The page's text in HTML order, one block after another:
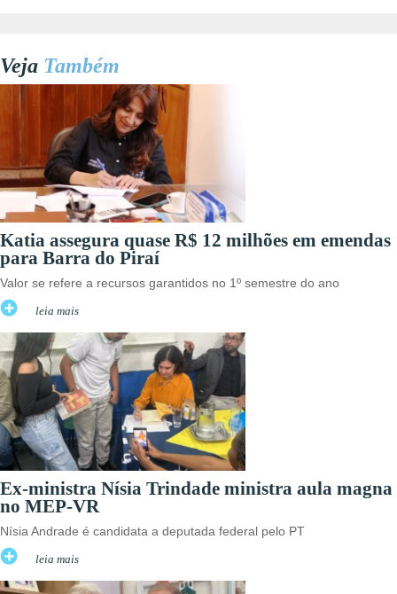
Veja Também
Katia assegura quase R$ 12 milhões em emendas
para Barra do Piraí
Valor se refere a recursos garantidos no 1º semestre do ano
leia mais
Ex-ministra Nísia Trindade ministra aula magna
no MEP-VR
Nísia Andrade é candidata a deputada federal pelo PT
leia mais